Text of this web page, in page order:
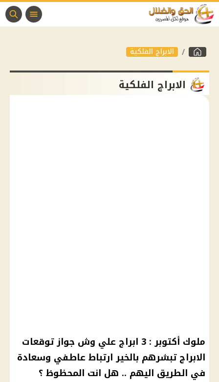
الابراج الفلكية
الابراج الفلكية
ملوك أكتوبر : 3 ابراج علي وش جواز توقعات
الابراج تبشرهم بالخير ارتباط عاطفي وسعادة
في الطريق اليهم .. هل انت المحظوظ ؟